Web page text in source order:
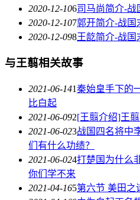
2020-12-106司马尚简介-战
2020-12-107郭开简介-战国
2020-12-098王龁简介-战国
与王翦相关故事
2021-06-141秦始皇手下的
比白起
2021-06-092[王翦介绍]王
2021-06-023战国四名将中
们有什么功绩？
2021-06-024打楚国为什么
你们学不来
2021-04-165第六节 美田